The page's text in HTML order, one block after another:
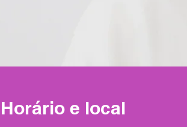
Horário e local